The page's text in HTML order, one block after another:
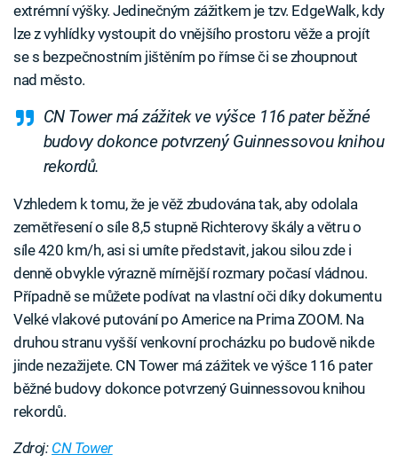
extrémní výšky. Jedinečným zážitkem je tzv. EdgeWalk, kdy
lze z vyhlídky vystoupit do vnějšího prostoru věže a projít
se s bezpečnostním jištěním po římse či se zhoupnout
nad město.
CN Tower má zážitek ve výšce 116 pater běžné
budovy dokonce potvrzený Guinnessovou knihou
rekordů.
Vzhledem k tomu, že je věž zbudována tak, aby odolala
zemětřesení o síle 8,5 stupně Richterovy škály a větru o
síle 420 km/h, asi si umíte představit, jakou silou zde i
denně obvykle výrazně mírnější rozmary počasí vládnou.
Případně se můžete podívat na vlastní oči díky dokumentu
Velké vlakové putování po Americe na Prima ZOOM. Na
druhou stranu vyšší venkovní procházku po budově nikde
jinde nezažijete. CN Tower má zážitek ve výšce 116 pater
běžné budovy dokonce potvrzený Guinnessovou knihou
rekordů.
Zdroj: CN Tower